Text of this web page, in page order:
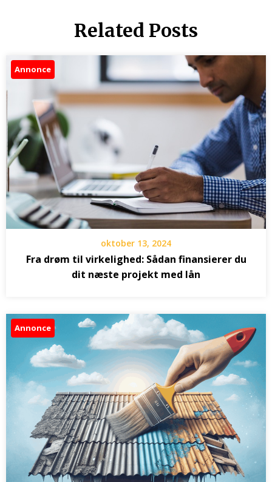
Related Posts
Annonce
oktober 13, 2024
Fra drøm til virkelighed: Sådan finansierer du
dit næste projekt med lån
Annonce